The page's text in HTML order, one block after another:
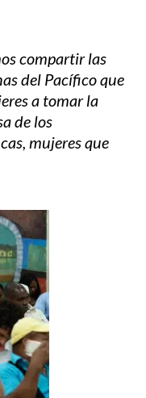
compartir las
del Pacífico que
a tomar la
de los
mujeres que